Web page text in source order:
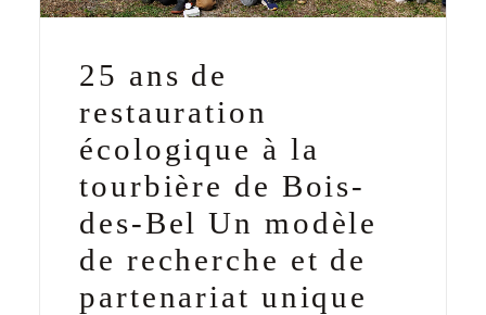
25 ans de
restauration
écologique à la
tourbière de Bois-
des-Bel Un modèle
de recherche et de
partenariat unique